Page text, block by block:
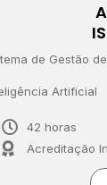
Auditor
ISO/IEC
de
Internacional